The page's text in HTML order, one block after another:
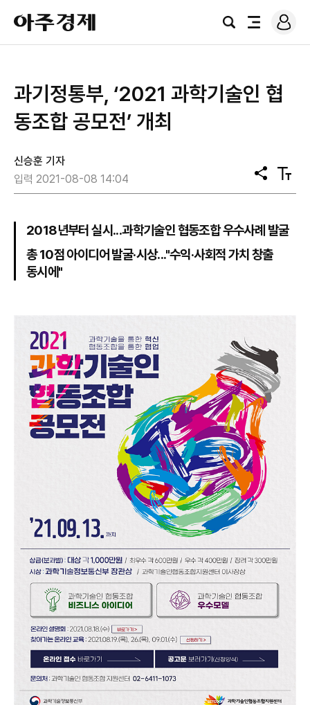
아
주
경
검
전
로
그
과기정통부, ‘2021 과학기술인 협
동조합 공모전’ 개최
신승훈 기자
입력 2021-08-08 14:04
공
유
텍
스
기
2018년부터 실시...과학기술인 협동조합 우수사례 발굴
총 10점 아이디어 발굴·시상..."수익·사회적 가치 창출
동시에"